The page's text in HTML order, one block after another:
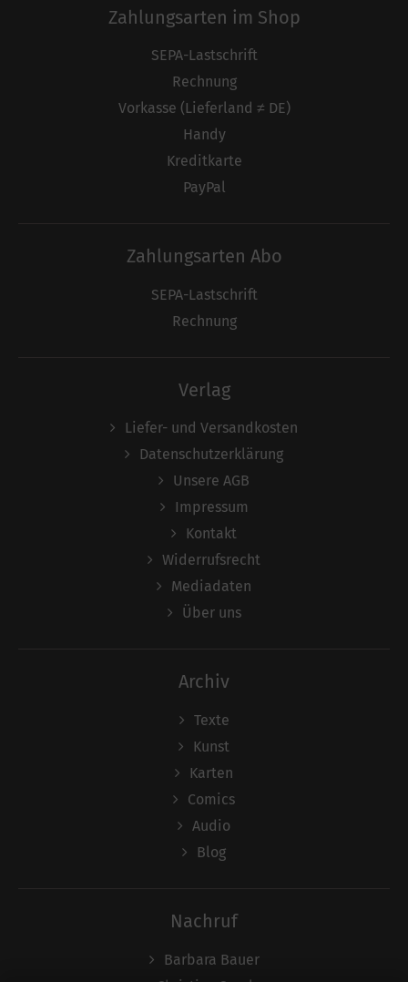
Zahlungsarten im Shop
SEPA-Lastschrift
Rechnung
Vorkasse (Lieferland ≠ DE)
Handy
Kreditkarte
PayPal
Zahlungsarten Abo
SEPA-Lastschrift
Rechnung
Verlag
Liefer- und Versandkosten
Datenschutzerklärung
Unsere AGB
Impressum
Kontakt
Widerrufsrecht
Mediadaten
Über uns
Archiv
Texte
Kunst
Karten
Comics
Audio
Blog
Nachruf
Barbara Bauer